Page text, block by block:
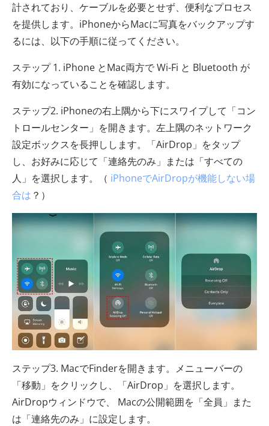
計されており、ケーブルを必要とせず、便利なプロセス
を提供します。iPhoneからMacに写真をバックアップす
るには、以下の手順に従ってください。
ステップ 1. iPhone とMac両方で Wi-Fi と Bluetooth が
有効になっていることを確認します。
ステップ2. iPhoneの右上隅から下にスワイプして「コン
トロールセンター」を開きます。左上隅のネットワーク
設定ボックスを長押しします。「AirDrop」をタップ
し、お好みに応じて「連絡先のみ」または「すべての
人」を選択します。（ iPhoneでAirDropが機能しない場
合は ？）
ステップ3. MacでFinderを開きます。メニューバーの
「移動」をクリックし、「AirDrop」を選択します。
AirDropウィンドウで、 Macの公開範囲を「全員」また
は「連絡先のみ」に設定します。